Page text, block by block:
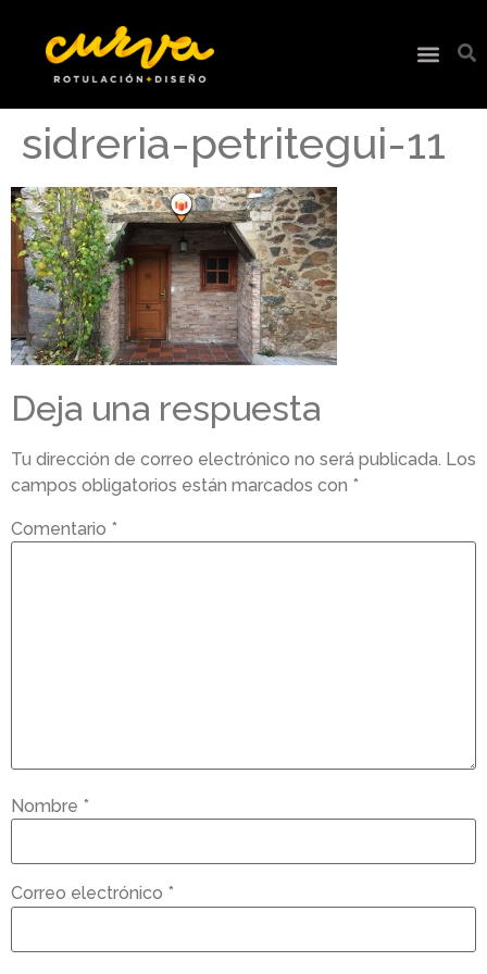
sidreria-petritegui-11
Deja una respuesta
Tu dirección de correo electrónico no será publicada. Los
campos obligatorios están marcados con *
Comentario *
Nombre *
Correo electrónico *